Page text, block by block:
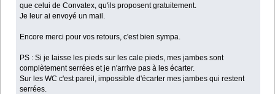
que celui de Convatex, qu'ils proposent gratuitement.
Je leur ai envoyé un mail.
Encore merci pour vos retours, c'est bien sympa.
PS : Si je laisse les pieds sur les cale pieds, mes jambes sont
complètement serrées et je n'arrive pas à les écarter.
Sur les WC c'est pareil, impossible d'écarter mes jambes qui restent
serrées.